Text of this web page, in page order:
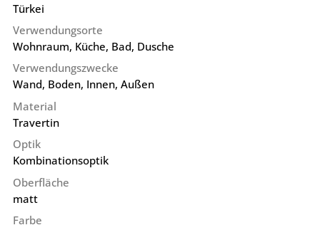
Türkei
Verwendungsorte
Wohnraum, Küche, Bad, Dusche
Verwendungszwecke
Wand, Boden, Innen, Außen
Material
Travertin
Optik
Kombinationsoptik
Oberfläche
matt
Farbe